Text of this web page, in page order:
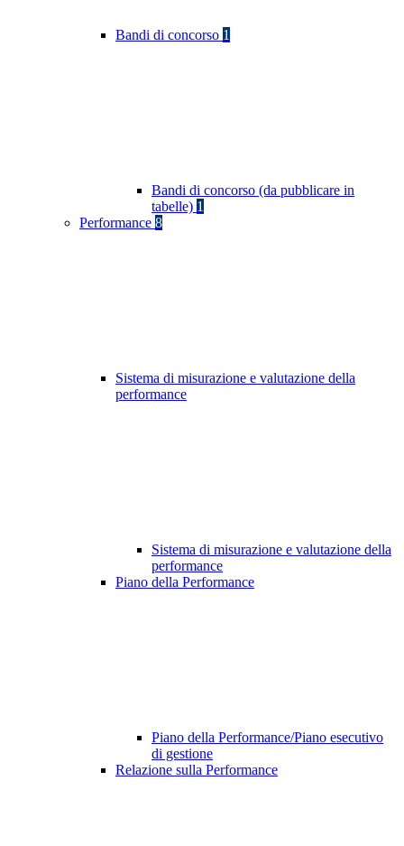
Bandi di concorso 1
Bandi di concorso (da pubblicare in
tabelle) 1
Performance 8
Sistema di misurazione e valutazione della
performance
Sistema di misurazione e valutazione della
performance
Piano della Performance
Piano della Performance/Piano esecutivo
di gestione
Relazione sulla Performance